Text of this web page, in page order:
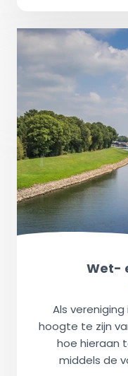
Wet-
Als
hoogte te zijn
hoe hieraan
middels de